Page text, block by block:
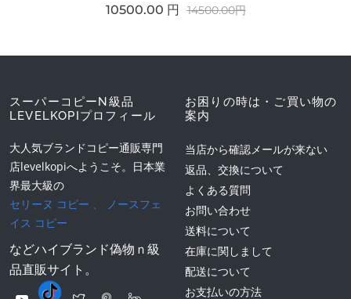
10500.00 円 14500.00円
スーパーコピーN級品
LEVELKOPIプロフィール
大人気ブランドコピー通販専門
店levelkopiへようこそ。日本業
界最大級の
セリーヌ コピー
ノースフェ
イス コピー
などハイブランド偽物ｎ級
品直販サイト。
お困りの時は・ご買い物の
案内
当店から確認メールが来ない
返品、交換について
よくある質問
お問い合わせ
送料について
在庫に関しまして
配送について
お支払いの方法